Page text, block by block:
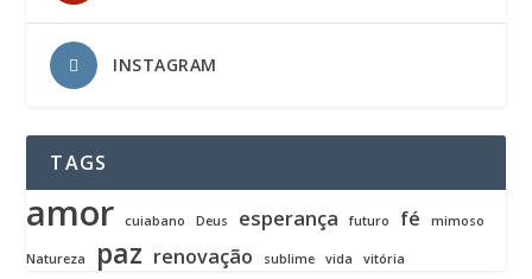
INSTAGRAM
TAGS
amor cuiabano Deus esperança futuro fé mimoso
Natureza paz renovação sublime vida vitória